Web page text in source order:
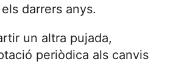
darrers anys.
un altra pujada,
periòdica als canvis